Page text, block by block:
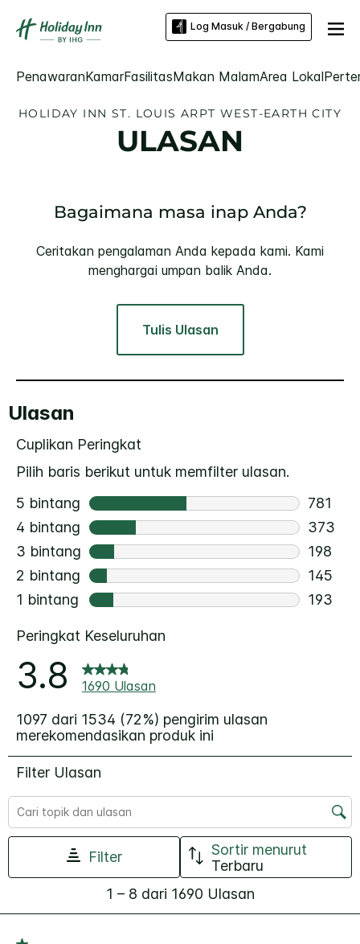
Log Masuk / Bergabung
PenawaranKamarFasilitasMakan MalamArea Lokal
HOLIDAY INN ST. LOUIS ARPT WEST-EARTH CITY
ULASAN
Bagaimana masa inap Anda?
Ceritakan pengalaman Anda kepada kami. Kami
menghargai umpan balik Anda.
Tulis Ulasan